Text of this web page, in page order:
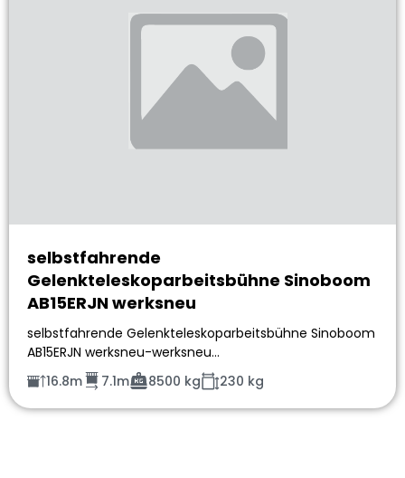
selbstfahrende
Gelenkteleskoparbeitsbühne Sinoboom
AB15ERJN werksneu
selbstfahrende Gelenkteleskoparbeitsbühne Sinoboom
AB15ERJN werksneu-werksneu…
16.8m
7.1m 8500 kg 230 kg